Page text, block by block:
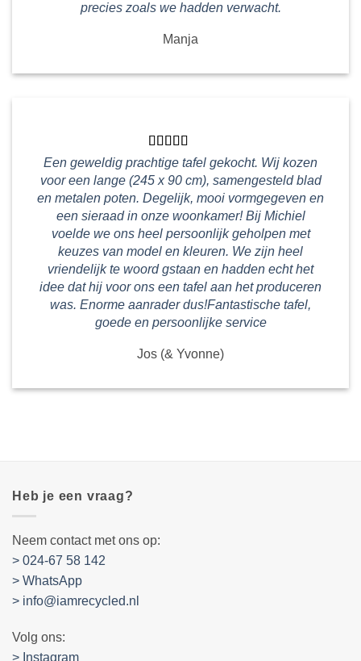
precies zoals we hadden verwacht.
Manja
Een geweldig prachtige tafel gekocht. Wij kozen
voor een lange (245 x 90 cm), samengesteld blad
en metalen poten. Degelijk, mooi vormgegeven en
een sieraad in onze woonkamer! Bij Michiel
voelde we ons heel persoonlijk geholpen met
keuzes van model en kleuren. We zijn heel
vriendelijk te woord gstaan en hadden echt het
idee dat hij voor ons een tafel aan het produceren
was. Enorme aanrader dus!Fantastische tafel,
goede en persoonlijke service
Jos (& Yvonne)
Heb je een vraag?
Neem contact met ons op:
> 024-67 58 142
> WhatsApp
> info@iamrecycled.nl
Volg ons:
> Instagram